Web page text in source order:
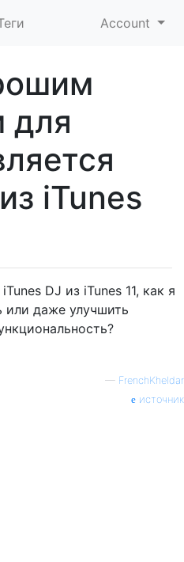
Account
для
iTunes
DJ из iTunes 11, как я
или даже улучшить
— FrenchKheldar
источник